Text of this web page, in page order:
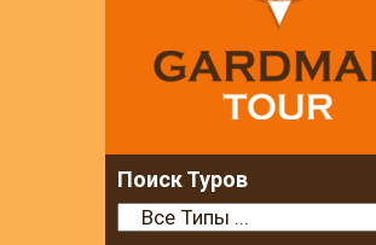
Поиск Туров